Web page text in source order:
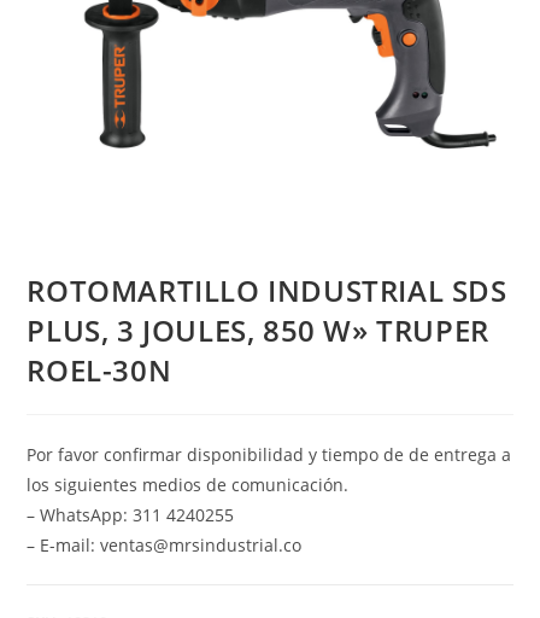
ROTOMARTILLO INDUSTRIAL SDS
PLUS, 3 JOULES, 850 W» TRUPER
ROEL-30N
Por favor confirmar disponibilidad y tiempo de de entrega a
los siguientes medios de comunicación.
– WhatsApp: 311 4240255
– E-mail: ventas@mrsindustrial.co